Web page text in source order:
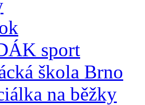
sport
škola Brno
na běžky